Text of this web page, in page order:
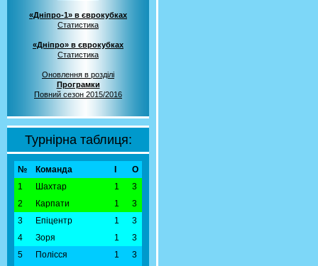
«Дніпро-1» в єврокубках
Статистика
«Дніпро» в єврокубках
Статистика
Оновлення в розділі
Програмки
Повний сезон 2015/2016
Турнірна таблиця:
№ Команда
О
1
Шахтар 1
3
2
Карпати 1
3
3
Епіцентр 1
3
4
Зоря 1
3
5
Полісся 1
3